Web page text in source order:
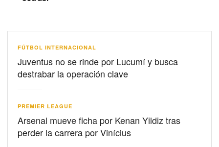
FÚTBOL INTERNACIONAL
Juventus no se rinde por Lucumí y busca
destrabar la operación clave
PREMIER LEAGUE
Arsenal mueve ficha por Kenan Yildiz tras
perder la carrera por Vinícius